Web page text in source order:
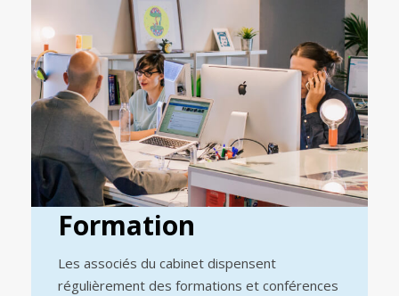
Formation
Les associés du cabinet dispensent
régulièrement des formations et conférences